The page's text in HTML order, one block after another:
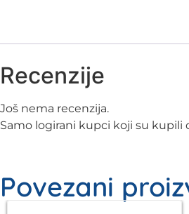
Recenzije
Još nema recenzija.
Samo logirani kupci koji su kupili
Povezani